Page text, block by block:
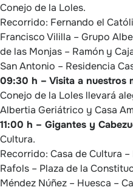
Conejo de la Loles.
Recorrido: Fernando el
Francisco Vililla – Grupo
de las Monjas – Ramón y
San Antonio – Residencia
09:30 h – Visita a nuestros
Conejo de la Loles llevará
Albertia Geriátrico y Casa
11:00 h – Gigantes y
Cultura.
Recorrido: Casa de Cultura
Rafols – Plaza de la
Méndez Núñez – Huesca –